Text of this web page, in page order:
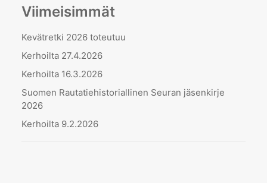
Viimeisimmät
Kevätretki 2026 toteutuu
Kerhoilta 27.4.2026
Kerhoilta 16.3.2026
Suomen Rautatiehistoriallinen Seuran jäsenkirje
2026
Kerhoilta 9.2.2026